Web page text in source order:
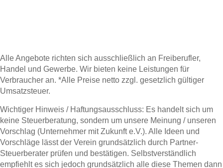
Alle Angebote richten sich ausschließlich an Freiberufler,
Handel und Gewerbe. Wir bieten keine Leistungen für
Verbraucher an. *Alle Preise netto zzgl. gesetzlich gültiger
Umsatzsteuer.
Wichtiger Hinweis / Haftungsausschluss: Es handelt sich um
keine Steuerberatung, sondern um unsere Meinung / unseren
Vorschlag (Unternehmer mit Zukunft e.V.). Alle Ideen und
Vorschläge lässt der Verein grundsätzlich durch Partner-
Steuerberater prüfen und bestätigen. Selbstverständlich
empfiehlt es sich jedoch grundsätzlich alle diese Themen dann